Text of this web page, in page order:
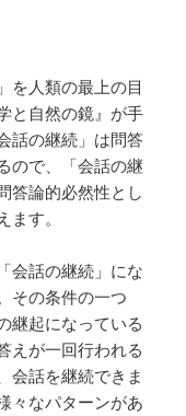
を人類の最上の目
と自然の鏡』が手
話の継続」は問答
ので、「会話の継
答論的必然性とし
す。
会話の継続」にな
その条件の一つ
継起になっている
えが一回行われる
会話を継続できま
々なパターンがあ